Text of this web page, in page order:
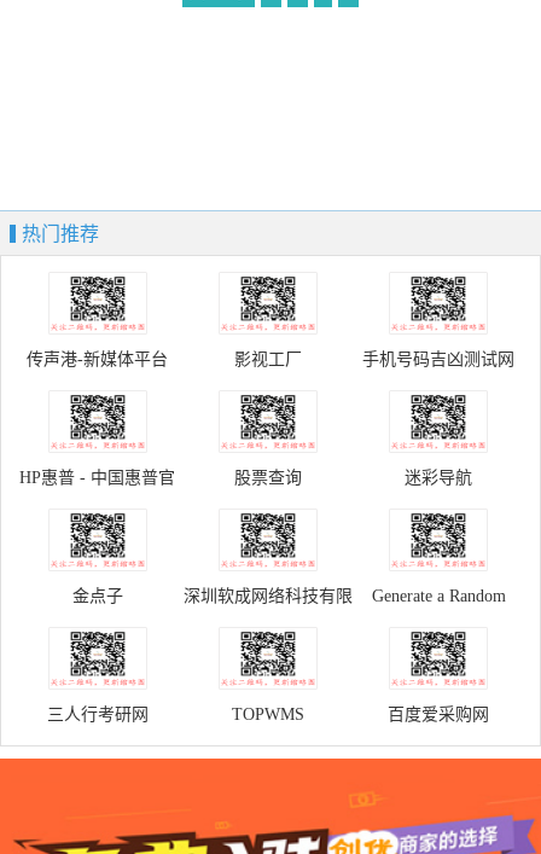
热门推荐
传声港-新媒体平台 影视工厂 手机号码吉凶测试网
HP惠普 - 中国惠普官
方商城
股票查询 迷彩导航
金点子 深圳软成网络科技有限
公司
Generate a Random
Name - Fake Name
三人行考研网
TOPWMS 百度爱采购网